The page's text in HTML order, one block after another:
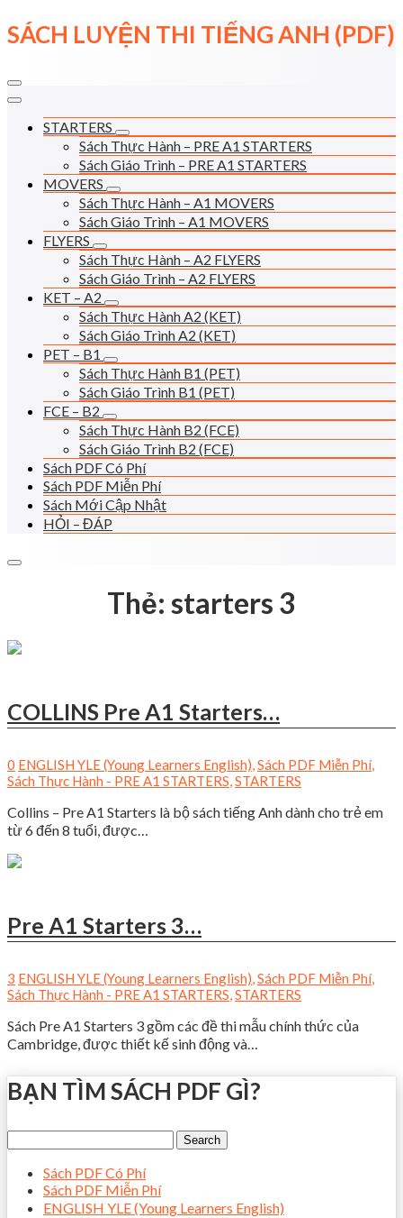
Skip
to
SÁCH LUYỆN THI TIẾNG ANH (PDF)
STARTERS
Sách Thực Hành – PRE A1 STARTERS
Sách Giáo Trình – PRE A1 STARTERS
MOVERS
Sách Thực Hành – A1 MOVERS
Sách Giáo Trình – A1 MOVERS
FLYERS
Sách Thực Hành – A2 FLYERS
Sách Giáo Trình – A2 FLYERS
KET – A2
Sách Thực Hành A2 (KET)
Sách Giáo Trình A2 (KET)
PET – B1
Sách Thực Hành B1 (PET)
Sách Giáo Trình B1 (PET)
FCE – B2
Sách Thực Hành B2 (FCE)
Sách Giáo Trình B2 (FCE)
Sách PDF Có Phí
Sách PDF Miễn Phí
Sách Mới Cập Nhật
HỎI – ĐÁP
Thẻ: starters 3
COLLINS Pre A1 Starters…
0 ENGLISH YLE (Young Learners English),Sách PDF Miễn Phí,
Sách Thực Hành - PRE A1 STARTERS,STARTERS
Collins – Pre A1 Starters là bộ sách tiếng Anh dành cho trẻ em
từ 6 đến 8 tuổi, được…
Pre A1 Starters 3…
3 ENGLISH YLE (Young Learners English),Sách PDF Miễn Phí,
Sách Thực Hành - PRE A1 STARTERS,STARTERS
Sách Pre A1 Starters 3 gồm các đề thi mẫu chính thức của
Cambridge, được thiết kế sinh động và…
BẠN TÌM SÁCH PDF GÌ?
Sách PDF Có Phí
Sách PDF Miễn Phí
ENGLISH YLE (Young Learners English)